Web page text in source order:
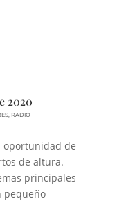
2020
, RADIO
oportunidad de
de altura.
principales
pequeño